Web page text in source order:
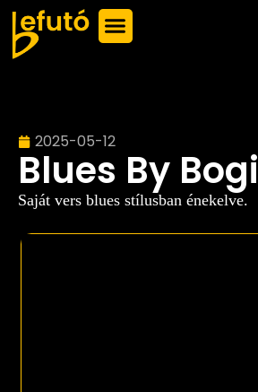
2025-05-12
Blues By Bogi
Saját vers blues stílusban énekelve.